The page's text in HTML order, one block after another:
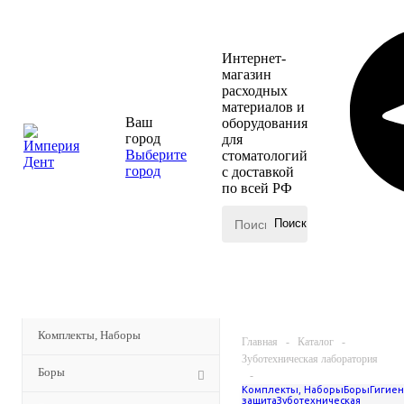
Ваш
город
Выберите
город
Интернет-
магазин
расходных
материалов и
оборудования
для
стоматологий
с доставкой
по всей РФ
Комплекты, Наборы
Боры
Главная - Каталог
-
Зуботехническая лаборатория
Комплекты, НаборыБоры
защитаЗуботехническая
-
Оборудование